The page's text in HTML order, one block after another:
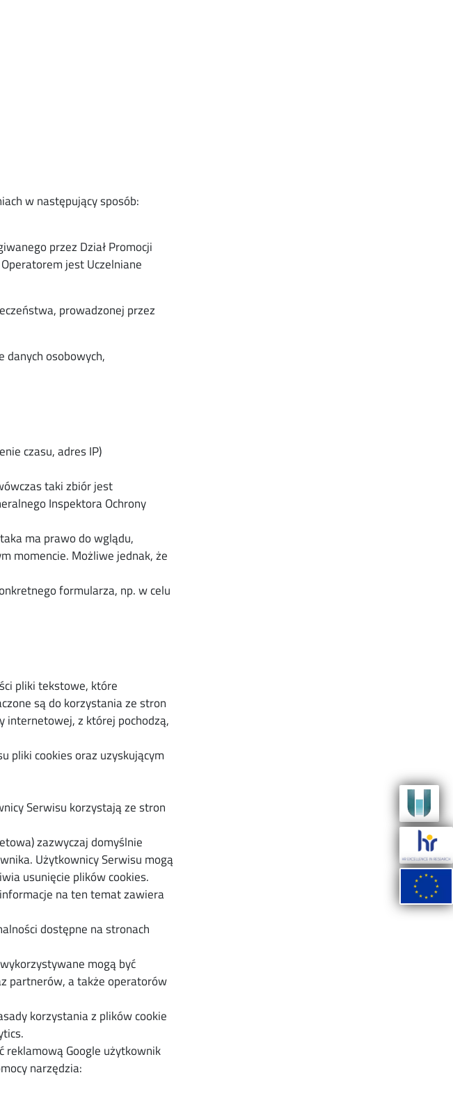
w następujący sposób:
przez Dział Promocji
jest Uczelniane
prowadzonej przez
danych osobowych,
czasu, adres IP)
taki zbiór jest
Inspektora Ochrony
ma prawo do wglądu,
momencie. Możliwe jednak, że
formularza, np. w celu
pliki tekstowe, które
są do korzystania ze stron
internetowej, z której pochodzą,
pliki cookies oraz uzyskującym
Serwisu korzystają ze stron
zazwyczaj domyślnie
Użytkownicy Serwisu mogą
usunięcie plików cookies.
na ten temat zawiera
dostępne na stronach
mogą być
partnerów, a także operatorów
korzystania z plików cookie
reklamową Google użytkownik
narzędzia: